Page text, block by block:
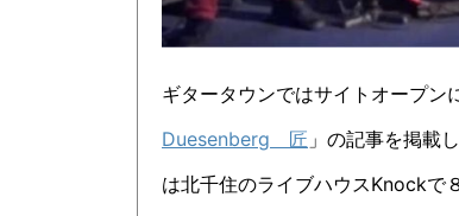
ギタータウンではサイトオープン
Duesenberg 匠 」の記事を掲載
は北千住のライブハウスKnockで